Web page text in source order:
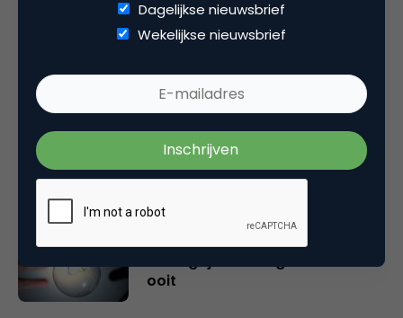
Gerelateerde artikelen
Rebel with or without a cause?
Wake-upcall voor ontwerpers
en merkeigenaren
Creatieve sector als aanjager
van innovatie en ontsluiter en
verbinder van industrieën
ooit
Dagelijkse nieuwsbrief
Wekelijkse nieuwsbrief